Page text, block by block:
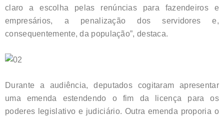
claro a escolha pelas renúncias para fazendeiros e
empresários, a penalização dos servidores e,
consequentemente, da população”, destaca.
Durante a audiência, deputados cogitaram apresentar
uma emenda estendendo o fim da licença para os
poderes legislativo e judiciário. Outra emenda proporia o